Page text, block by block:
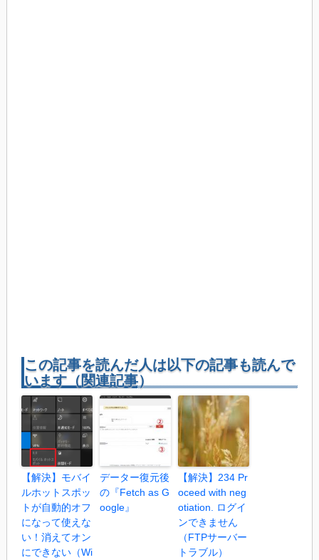
この記事を読んだ人は以下の記事も読んで
います（関連記事）
【解決】モバイ
ルホットスポッ
トが自動的オフ
になって使えな
い！消えてオン
にできない（Wi
データー復元後
の『Fetch as G
oogle』
【解決】234 Pr
oceed with neg
otiation. ログイ
ンできません
（FTPサーバー
トラブル）